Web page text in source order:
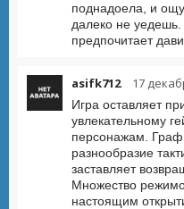
поднадоела, и
далеко не уедешь.
предпочитает
asifk712 17
Игра оставляет
увлекательному
персонажам.
разнообразие
заставляет
Множество
настоящим